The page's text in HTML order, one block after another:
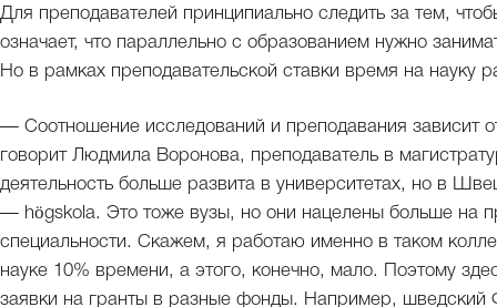
Для преподавателей принципиально следить за тем,
означает, что параллельно с образованием нужно
Но в рамках преподавательской ставки время на науку
— Соотношение исследований и преподавания зависит
говорит Людмила Воронова, преподаватель в
деятельность больше развита в университетах, но в
— högskola. Это тоже вузы, но они нацелены больше на
специальности. Скажем, я работаю именно в таком
науке 10% времени, а этого, конечно, мало. Поэтому
заявки на гранты в разные фонды. Например, шведский